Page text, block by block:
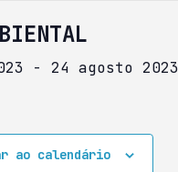
- 24 agosto 2023
ao calendário